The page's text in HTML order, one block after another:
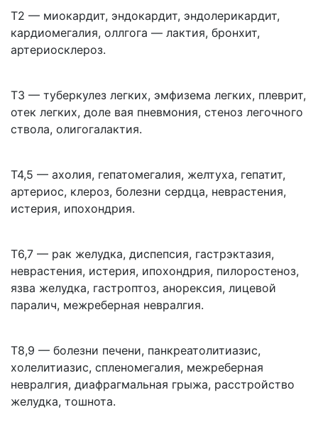
Т2 — миокардит, эндокардит, эндолерикардит,
кардиомегалия, оллгога — лактия, бронхит,
артериосклероз.
Т3 — туберкулез легких, эмфизема легких, плеврит,
отек легких, доле­ вая пневмония, стеноз легочного
ствола, олигогалактия.
Т4,5 — ахолия, гепатомегалия, желтуха, гепатит,
артериос, клероз, болезни сердца, неврастения,
истерия, ипохондрия.
Т6,7 — рак желудка, диспепсия, гастрэктазия,
неврастения, истерия, ипохондрия, пилоростеноз,
язва желудка, гастроптоз, анорексия, лицевой
паралич, межреберная невралгия.
Т8,9 — болезни печени, панкреатолитиазис,
холелитиазис, спленомегалия, межреберная
невралгия, диафрагмальная грыжа, расстройство
желудка, тошнота.